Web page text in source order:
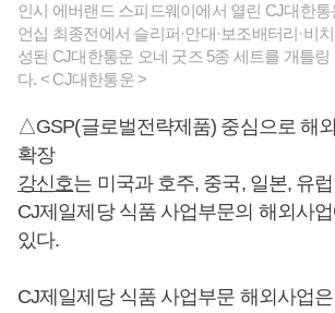
인시 에버랜드 스피드웨이에서 열린 CJ대한
언십 최종전에서 슬리퍼·안대·보조배터리·비
성된 CJ대한통운 오네 굿즈 5종 세트를 개틀
다. < CJ대한통운 >
△GSP(글로벌전략제품) 중심으로 해
확장
강신호는 미국과 호주, 중국, 일본, 유
CJ제일제당 식품 사업부문의 해외사
있다.
CJ제일제당 식품 사업부문 해외사업